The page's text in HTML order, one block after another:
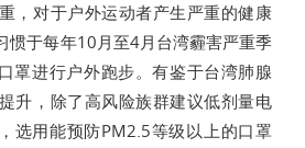
，对于户外运动者产生严重的健康
惯于每年10月至4月台湾霾害严重季
罩进行户外跑步。有鉴于台湾肺腺
升，除了高风险族群建议低剂量电
选用能预防PM2.5等级以上的口罩